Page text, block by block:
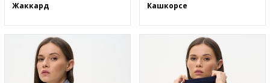
Жаккард Кашкорсе